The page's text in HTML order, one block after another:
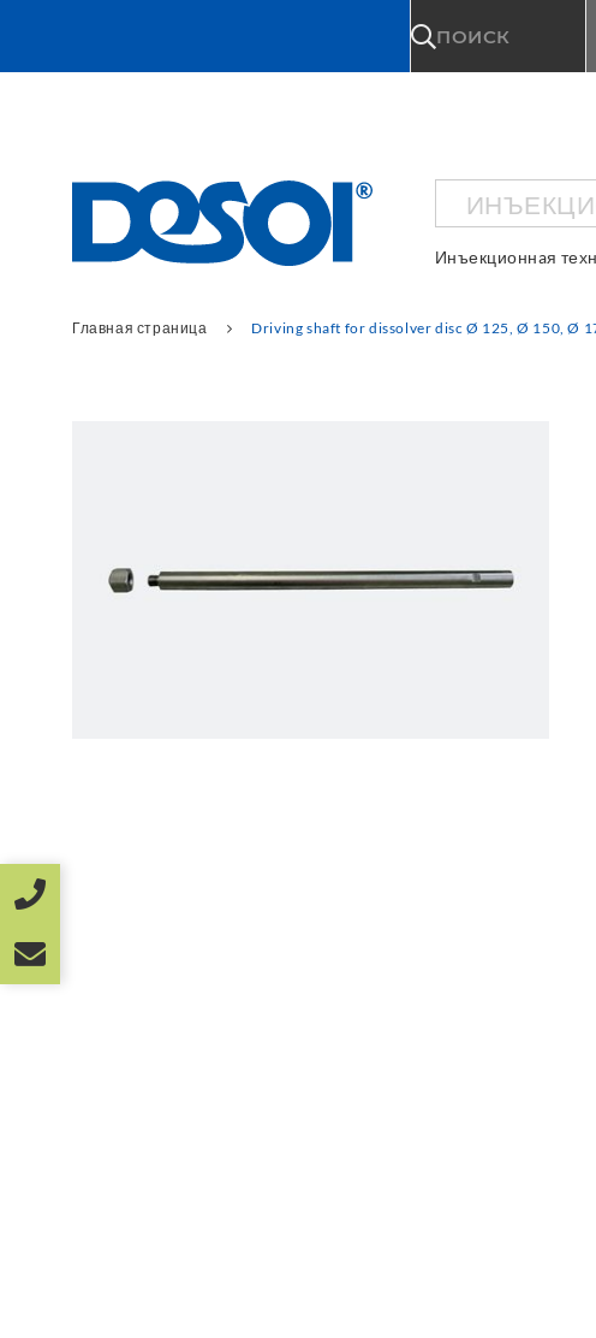
ПОИСК
Инъекционнaя
Главная страница Driving shaft for dissolver disc Ø 125, Ø 150, Ø